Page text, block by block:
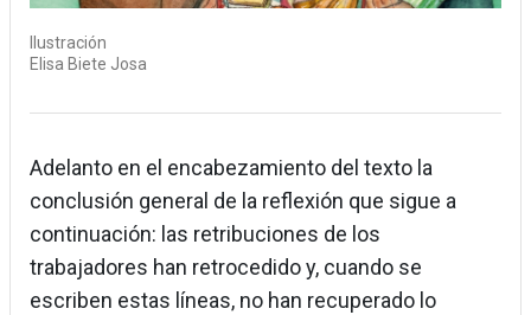
Ilustración
Elisa Biete Josa
Adelanto en el encabezamiento del texto la
conclusión general de la reflexión que sigue a
continuación: las retribuciones de los
trabajadores han retrocedido y, cuando se
escriben estas líneas, no han recuperado lo